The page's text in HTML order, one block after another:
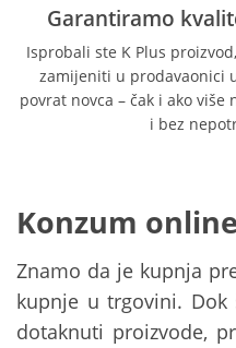
Garantiramo
Isprobali ste K Plus
zamijeniti u prodavaonici
povrat novca – čak i ako
i bez
Konzum
Znamo da je kupnja
kupnje u trgovini. Dok
dotaknuti proizvode,